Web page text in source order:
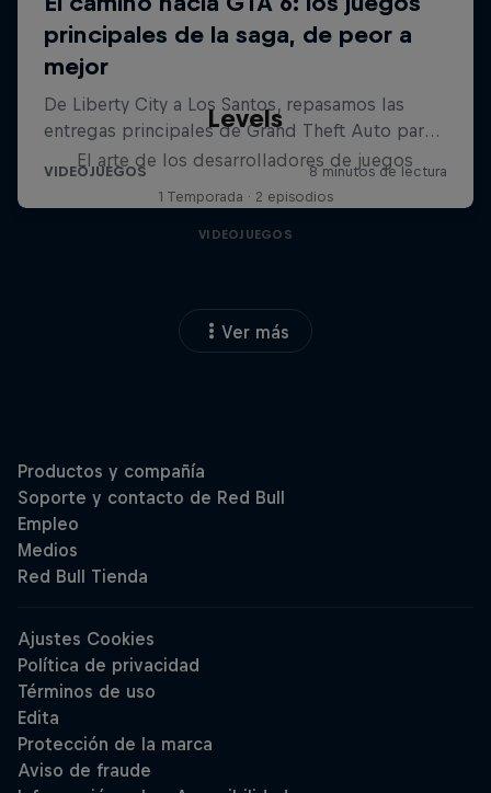
Levels
El arte de los desarrolladores de juegos
1 Temporada · 2 episodios
VIDEOJUEGOS
Ver más